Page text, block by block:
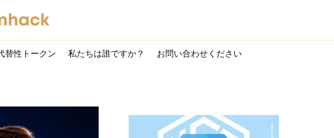
替性トークン 私たちは誰ですか？ お問い合わせください